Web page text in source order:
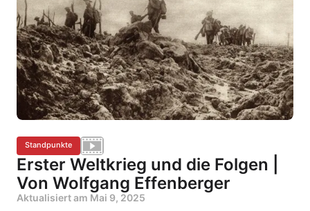
Standpunkte
Erster Weltkrieg und die Folgen |
Von Wolfgang Effenberger
Aktualisiert am Mai 9, 2025